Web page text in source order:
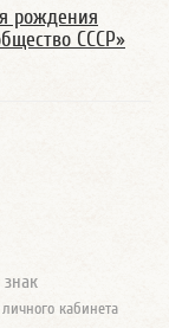
рождения
СССР»
знак
кабинета